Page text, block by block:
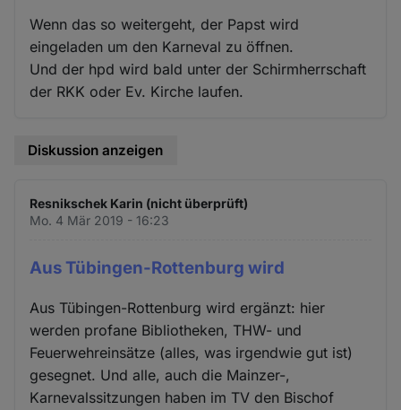
Wenn das so weitergeht, der Papst wird
eingeladen um den Karneval zu öffnen.
Und der hpd wird bald unter der Schirmherrschaft
der RKK oder Ev. Kirche laufen.
Diskussion anzeigen
Resnikschek Karin (nicht überprüft)
Mo. 4 Mär 2019 - 16:23
Aus Tübingen-Rottenburg wird
Aus Tübingen-Rottenburg wird ergänzt: hier
werden profane Bibliotheken, THW- und
Feuerwehreinsätze (alles, was irgendwie gut ist)
gesegnet. Und alle, auch die Mainzer-,
Karnevalssitzungen haben im TV den Bischof